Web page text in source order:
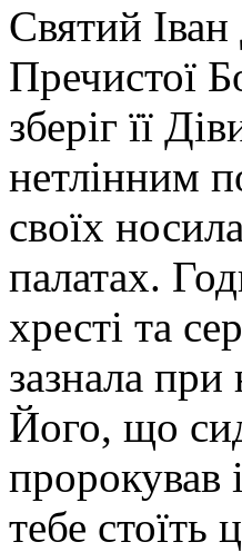
Святий
Пречистої
зберіг її
нетлінним
своїх
палатах.
хресті та
зазнала
Його, що
пророкував
тебе стоїть